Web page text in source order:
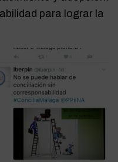
para lograr la